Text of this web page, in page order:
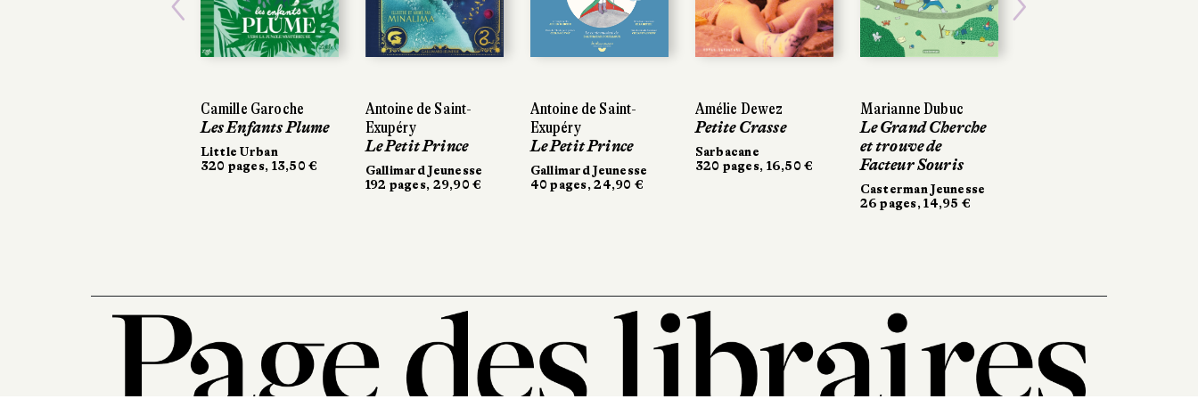
Camille Garoche
Les Enfants Plume
Little Urban
320 pages, 13,50 €
Antoine de Saint-
Exupéry
Le Petit Prince
Gallimard Jeunesse
192 pages, 29,90 €
Antoine de Saint-
Exupéry
Le Petit Prince
Gallimard Jeunesse
40 pages, 24,90 €
Amélie Dewez
Petite Crasse
Sarbacane
320 pages, 16,50 €
Marianne Dubuc
Le Grand Cherche
et trouve de
Facteur Souris
Casterman Jeunesse
26 pages, 14,95 €
Previous